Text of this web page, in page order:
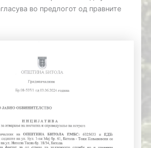
во предлогот од правните